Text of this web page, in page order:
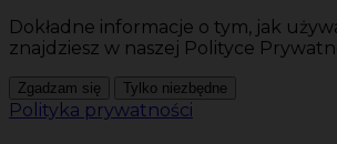
Dokładne informacje o tym, jak
znajdziesz w naszej Polityce
Zgadzam się Tylko niezbędne
Polityka prywatności